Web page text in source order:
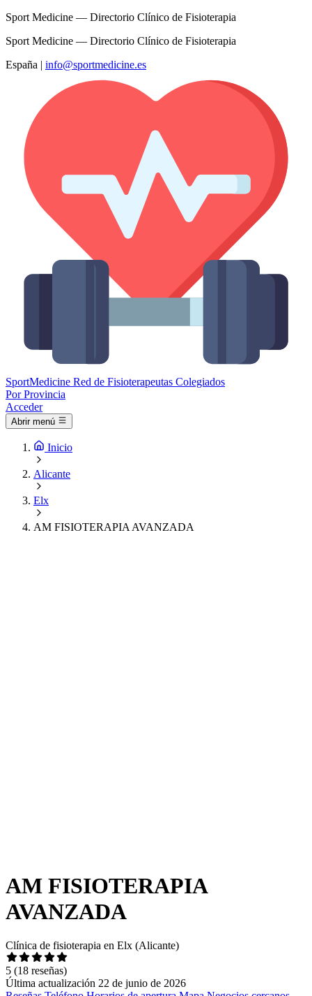
Sport Medicine — Directorio Clínico de Fisioterapia
Sport Medicine — Directorio Clínico de Fisioterapia
España | info@sportmedicine.es
SportMedicine Red de Fisioterapeutas Colegiados
Por Provincia
Acceder
Abrir menú
Inicio
Alicante
Elx
AM FISIOTERAPIA AVANZADA
AM FISIOTERAPIA
AVANZADA
Clínica de fisioterapia en Elx (Alicante)
5 (18 reseñas)
Última actualización 22 de junio de 2026